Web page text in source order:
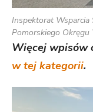
Inspektorat Wsparcia
Pomorskiego Okręgu
Więcej wpisów
w tej kategorii.